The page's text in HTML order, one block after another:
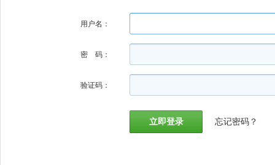
用户名：
密 码：
验证码：
忘记密码？